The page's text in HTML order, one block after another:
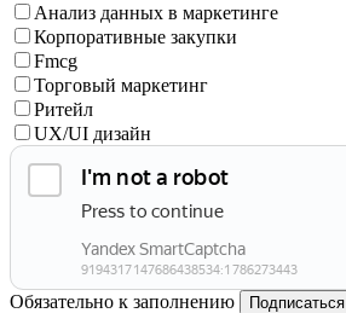
Анализ данных в маркетинге
Корпоративные закупки
Fmcg
Торговый маркетинг
Ритейл
UX/UI дизайн
Обязательно к заполнению Подписаться